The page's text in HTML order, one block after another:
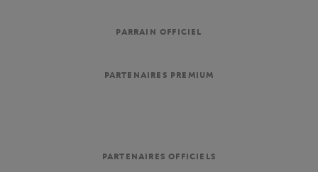
PARRAIN OFFICIEL
PARTENAIRES PREMIUM
PARTENAIRES OFFICIELS